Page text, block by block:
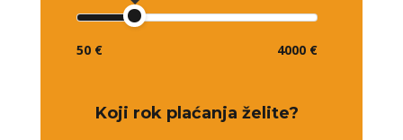
50 € 4000 €
Koji rok plaćanja želite?